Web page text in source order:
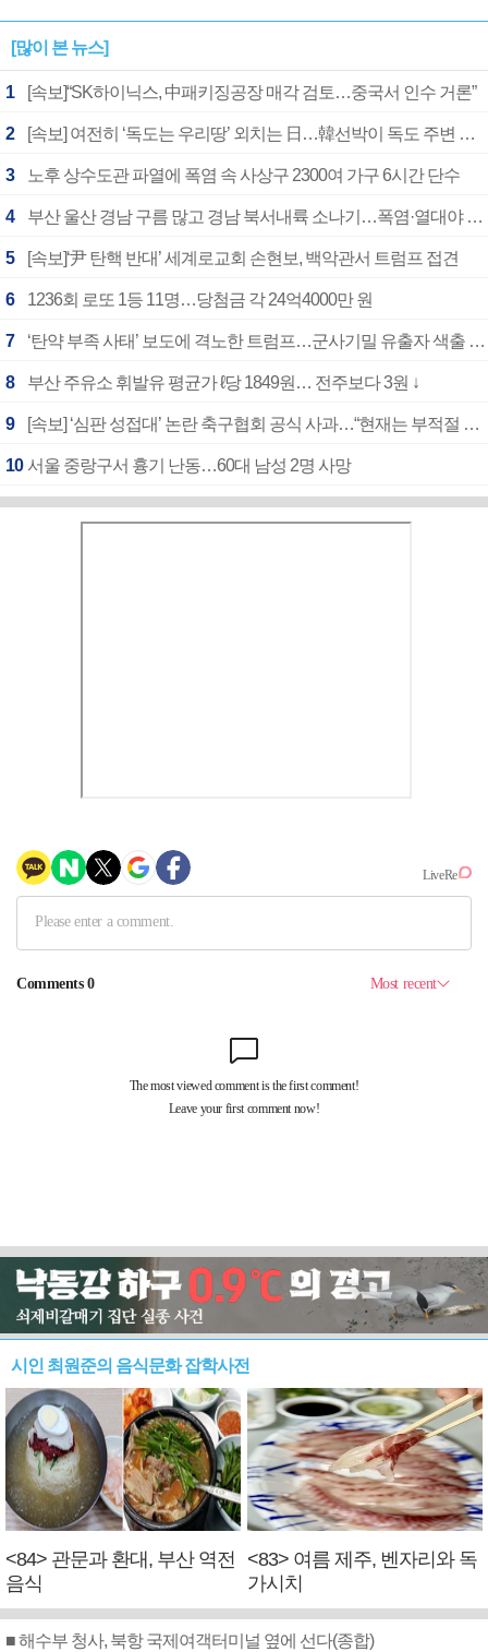
[많이 본 뉴스]
1 [속보]“SK하이닉스, 中패키징공장 매각 검토…중국서 인수 거론”
2 [속보] 여전히 ‘독도는 우리땅’ 외치는 日…韓선박이 독도 주변 해양조사 활동하자 반발
3 노후 상수도관 파열에 폭염 속 사상구 2300여 가구 6시간 단수
4 부산 울산 경남 구름 많고 경남 북서내륙 소나기…폭염·열대야 계속
5 [속보]‘尹 탄핵 반대’ 세계로교회 손현보, 백악관서 트럼프 접견
6 1236회 로또 1등 11명…당첨금 각 24억4000만 원
7 ‘탄약 부족 사태’ 보도에 격노한 트럼프…군사기밀 유출자 색출 지시
8 부산 주유소 휘발유 평균가 ℓ당 1849원… 전주보다 3원 ↓
9 [속보] ‘심판 성접대’ 논란 축구협회 공식 사과…“현재는 부적절 행위 없어”
10 서울 중랑구서 흉기 난동…60대 남성 2명 사망
시인 최원준의 음식문화 잡학사전
<84> 관문과 환대, 부산 역전
음식
<83> 여름 제주, 벤자리와 독
가시치
■ 해수부 청사, 북항 국제여객터미널 옆에 선다(종합)